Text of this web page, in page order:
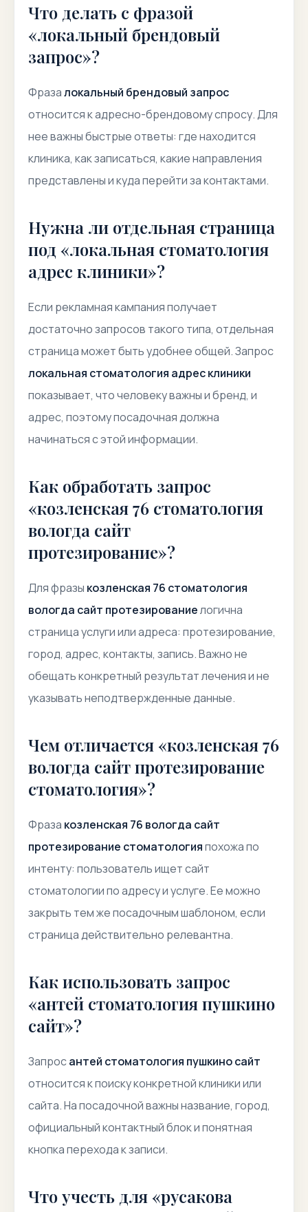
Что делать с фразой
«локальный брендовый
запрос»?
Фразалокальный брендовый запрос
относится к адресно-брендовому спросу. Для
нее важны быстрые ответы: где находится
клиника, как записаться, какие направления
представлены и куда перейти за контактами.
Нужна ли отдельная страница
под «локальная стоматология
адрес клиники»?
Если рекламная кампания получает
достаточно запросов такого типа, отдельная
страница может быть удобнее общей. Запрос
локальная стоматология адрес клиники
показывает, что человеку важны и бренд, и
адрес, поэтому посадочная должна
начинаться с этой информации.
Как обработать запрос
«козленская 76 стоматология
вологда сайт
протезирование»?
Для фразы козленская 76 стоматология
вологда сайт протезированиелогична
страница услуги или адреса: протезирование,
город, адрес, контакты, запись. Важно не
обещать конкретный результат лечения и не
указывать неподтвержденные данные.
Чем отличается «козленская 76
вологда сайт протезирование
стоматология»?
Фраза козленская 76 вологда сайт
протезирование стоматологияпохожа по
интенту: пользователь ищет сайт
стоматологии по адресу и услуге. Ее можно
закрыть тем же посадочным шаблоном, если
страница действительно релевантна.
Как использовать запрос
«антей стоматология пушкино
сайт»?
Запросантей стоматология пушкино сайт
относится к поиску конкретной клиники или
сайта. На посадочной важны название, город,
официальный контактный блок и понятная
кнопка перехода к записи.
Что учесть для «русакова